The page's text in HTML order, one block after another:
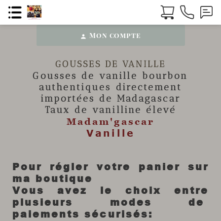
person Mon compte
GOUSSES DE VANILLE
Gousses de vanille bourbon
authentiques directement
importées de Madagascar
Taux de vanilline élevé
Madam'gascar
Vanille
Pour régler votre panier sur
ma boutique
Vous avez le choix entre
plusieurs modes de
paiements sécurisés: